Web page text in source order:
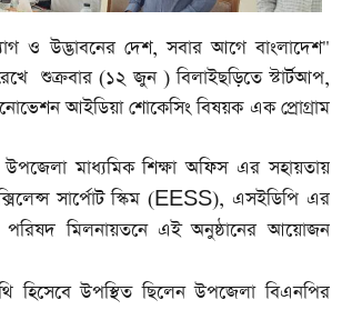
ও উদ্ভাবনের দেশ, সবার আগে বাংলাদেশ"
শুক্রবার (১২ জুন ) বিলাইছড়িতে স্টার্টআপ,
আইডিয়া শোকেসিং বিষয়ক এক প্রোগ্রাম
মাধ্যমিক শিক্ষা অফিস এর সহায়তায়
সার্পোট স্কিম (EESS), এসইডিপি এর
মিলনায়তনে এই অনুষ্ঠানের আয়োজন
হিসেবে উপস্থিত ছিলেন উপজেলা বিএনপির